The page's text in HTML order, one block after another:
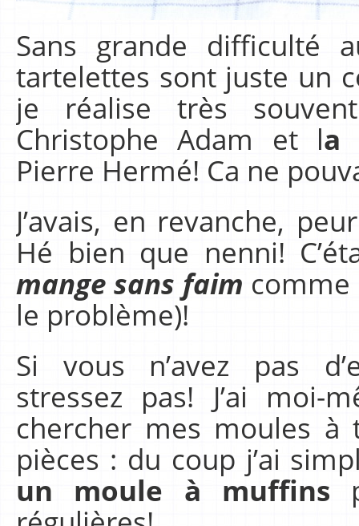
Sans grande difficulté
tartelettes sont juste un
je réalise très
Christophe Adam et la
Pierre Hermé! Ca ne
J’avais, en revanche,
Hé bien que nenni!
mange sans faim comme
le problème)!
Si vous n’avez pas
stressez pas! J’ai moi-
chercher mes moules
pièces : du coup j’ai
un moule à muffins